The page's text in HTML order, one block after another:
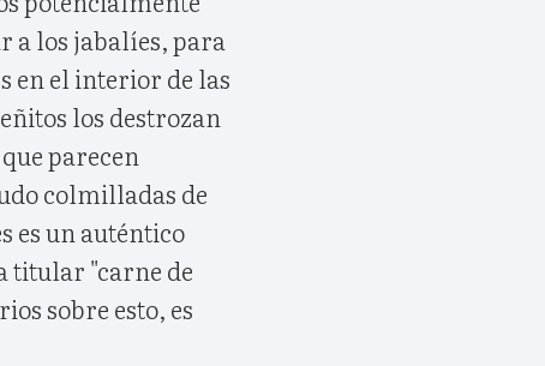
a los jabalíes, para
en el interior de las
los destrozan
parecen
colmilladas de
es un auténtico
titular "carne de
sobre esto, es